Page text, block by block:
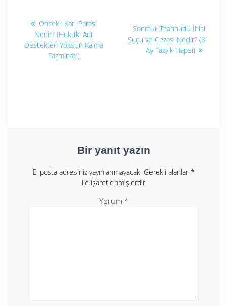
Yazı
gezinmesi
Önceki: Önceki
yazı:
Kan Parası
Nedir? (Hukuki Adı:
Destekten Yoksun Kalma
Tazminatı)
Sonraki: Sonraki
yazı:
Taahhüdü İhlal
Suçu ve Cezası Nedir? (3
Ay Tazyik Hapsi)
Bir yanıt yazın
E-posta adresiniz yayınlanmayacak. Gerekli alanlar *
ile işaretlenmişlerdir
Yorum *